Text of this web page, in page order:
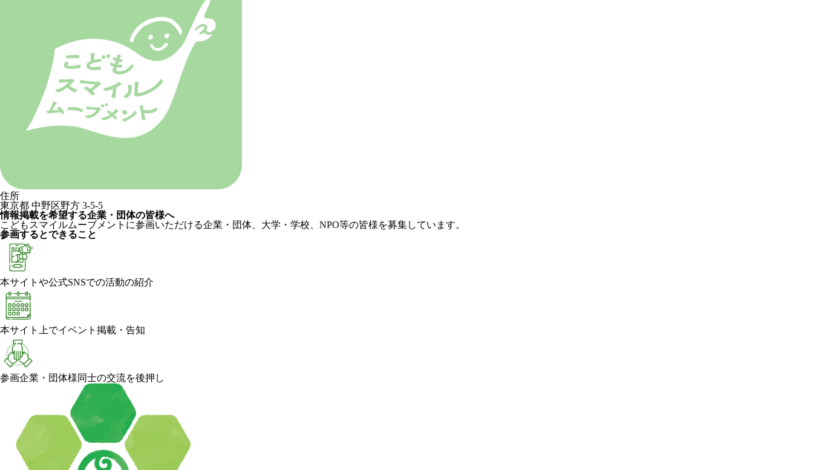
住所
東京都 中野区野方 3-5-5
情報掲載を希望する企業・団体の皆様へ
こどもスマイルムーブメントに参画いただける企業・団体、大学・学校、NPO等の皆様を募集しています。
参画するとできること
本サイトや公式SNSでの活動の紹介
本サイト上でイベント掲載・告知
参画企業・団体様同士の交流を後押し